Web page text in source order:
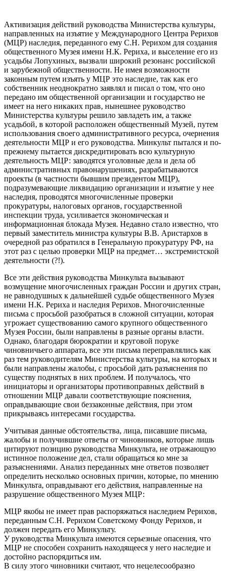
Активизация действий руководства Министерства культуры,
направленных на изъятие у Международного Центра Рерихов
(МЦР) наследия, переданного ему С.Н. Рерихом для создания
общественного Музея имени Н.К. Рериха, и выселение его из
усадьбы Лопухиных, вызвали широкий резонанс российской
и зарубежной общественности. Не имея возможности
законным путем изъять у МЦР это наследие, так как его
собственник неоднократно заявлял и писал о том, что оно
передано им общественной организации и государство не
имеет на него никаких прав, нынешнее руководство
Министерства культуры решило завладеть им, а также
усадьбой, в которой расположен общественный Музей, путем
использования своего административного ресурса, очернения
деятельности МЦР и его руководства. Минкульт пытался и по-
прежнему пытается дискредитировать всю культурную
деятельность МЦР: заводятся уголовные дела и дела об
административных правонарушениях, разрабатываются
проекты (в частности бывшим президентом МЦР),
подразумевающие ликвидацию организации и изъятие у нее
наследия, проводятся многочисленные проверки
прокуратуры, налоговых органов, государственной
инспекции труда, усиливается экономическая и
информационная блокада Музея. Недавно стало известно, что
первый заместитель министра культуры В.В. Аристархов в
очередной раз обратился в Генеральную прокуратуру РФ, на
этот раз с целью проверки МЦР на предмет… экстремистской
деятельности (?!).
Все эти действия руководства Минкульта вызывают
возмущение многочисленных граждан России и других стран,
не равнодушных к дальнейшей судьбе общественного Музея
имени Н.К. Рериха и наследия Рерихов. Многочисленные
письма с просьбой разобраться в сложной ситуации, которая
угрожает существованию самого крупного общественного
Музея России, были направлены в разные органы власти.
Однако, благодаря бюрократии и круговой поруке
чиновничьего аппарата, все эти письма переправлялись как
раз тем руководителям Министерства культуры, на которых и
были направлены жалобы, с просьбой дать разъяснения по
существу поднятых в них проблем. И получалось, что
инициаторы и организаторы противоправных действий в
отношении МЦР давали соответствующие пояснения,
оправдывающие свои беззаконные действия, при этом
прикрываясь интересами государства.
Учитывая данные обстоятельства, лица, писавшие письма,
жалобы и получившие ответы от чиновников, которые лишь
цитируют позицию руководства Минкульта, не отражающую
истинное положение дел, стали обращаться ко мне за
разъяснениями. Анализ переданных мне ответов позволяет
определить несколько основных причин, которые, по мнению
Минкульта, оправдывают его действия, направленные на
разрушение общественного Музея МЦР:
МЦР якобы не имеет прав распоряжаться наследием Рерихов,
переданным С.Н. Рерихом Советскому Фонду Рерихов, и
должен передать его Минкульту.
У руководства Минкульта имеются серьезные опасения, что
МЦР не способен сохранить находящееся у него наследие и
достойно распорядиться им.
В силу этого чиновники считают, что нецелесообразно